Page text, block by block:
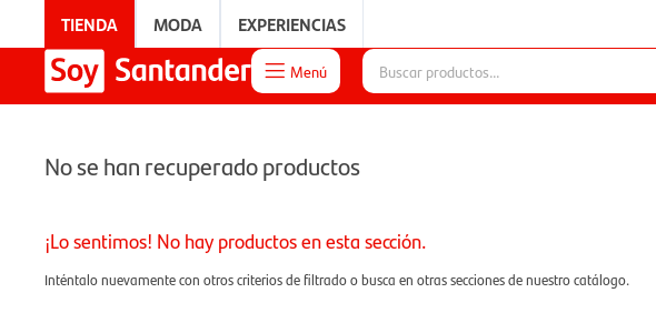
TIENDA MODA EXPERIENCIAS
 Menú
No se han recuperado productos
¡Lo sentimos! No hay productos en esta sección.
Inténtalo nuevamente con otros criterios de filtrado o busca en otras secciones de nuestro catálogo.